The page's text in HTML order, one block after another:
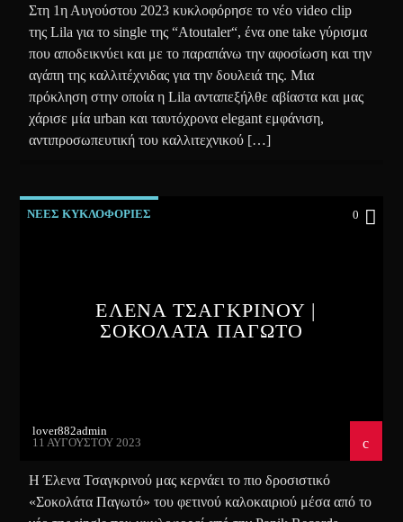
Στη 1η Αυγούστου 2023 κυκλοφόρησε το νέο video clip
της Lila για το single της “Atoutaler“, ένα one take γύρισμα
που αποδεικνύει και με το παραπάνω την αφοσίωση και την
αγάπη της καλλιτέχνιδας για την δουλειά της. Μια
πρόκληση στην οποία η Lila ανταπεξήλθε αβίαστα και μας
χάρισε μία urban και ταυτόχρονα elegant εμφάνιση,
αντιπροσωπευτική του καλλιτεχνικού […]
ΝΕΕΣ ΚΥΚΛΟΦΟΡΙΕΣ 0
ΕΛΕΝΑ ΤΣΑΓΚΡΙΝΟΥ |
ΣΟΚΟΛΑΤΑ ΠΑΓΩΤΟ
lover882admin
11 ΑΥΓΟΎΣΤΟΥ 2023
Η Έλενα Τσαγκρινού μας κερνάει το πιο δροσιστικό
«Σοκολάτα Παγωτό» του φετινού καλοκαιριού μέσα από το